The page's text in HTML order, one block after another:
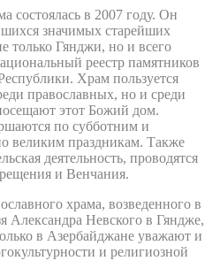
состоялась в 2007 году. Он
значимых старейших
только Гянджи, но и всего
реестр памятников
Храм пользуется
православных, но и среди
этот Божий дом.
по субботним и
великим праздникам. Также
деятельность, проводятся
и Венчания.
храма, возведенного в
Александра Невского в Гяндже,
в Азербайджане уважают и
и религиозной